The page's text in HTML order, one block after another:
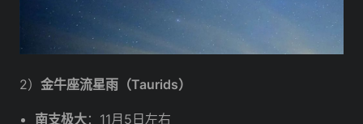
2） 金牛座流星雨（Taurids）
南支极大：11月5日左右